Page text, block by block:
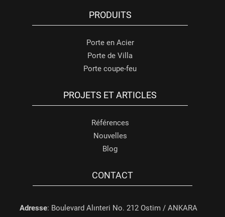
PRODUITS
Porte en Acier
Porte de Villa
Porte coupe-feu
PROJETS ET ARTICLES
Références
Nouvelles
Blog
CONTACT
Adresse: Boulevard Alınteri No. 212 Ostim / ANKARA